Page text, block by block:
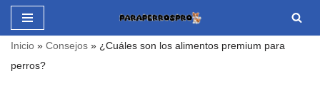
Saltar
Inicio » Consejos » ¿Cuáles son los alimentos premium para
perros?